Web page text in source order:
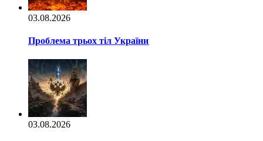
03.08.2026
Проблема трьох тіл України
03.08.2026